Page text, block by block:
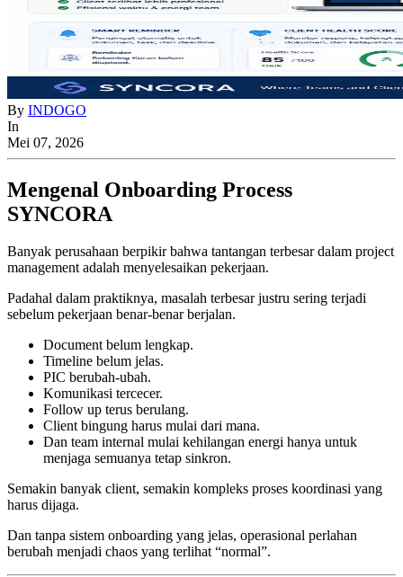
By INDOGO
In
Mei 07, 2026
Mengenal Onboarding Process
SYNCORA
Banyak perusahaan berpikir bahwa tantangan terbesar dalam project
management adalah menyelesaikan pekerjaan.
Padahal dalam praktiknya, masalah terbesar justru sering terjadi
sebelum pekerjaan benar-benar berjalan.
Document belum lengkap.
Timeline belum jelas.
PIC berubah-ubah.
Komunikasi tercecer.
Follow up terus berulang.
Client bingung harus mulai dari mana.
Dan team internal mulai kehilangan energi hanya untuk
menjaga semuanya tetap sinkron.
Semakin banyak client, semakin kompleks proses koordinasi yang
harus dijaga.
Dan tanpa sistem onboarding yang jelas, operasional perlahan
berubah menjadi chaos yang terlihat “normal”.